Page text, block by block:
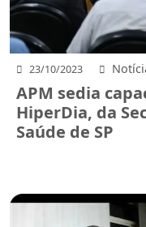
23/10/2023
APM sedia
HiperDia, da
Saúde de SP